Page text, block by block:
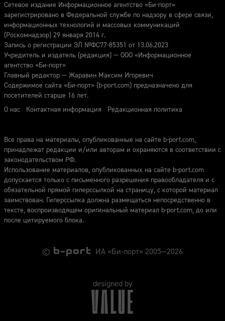
Сетевое издание Информационное агентство «Би-порт»
зарегистрировано в Федеральной службе по надзору в сфере связи,
информационных технологий и массовых коммуникаций
(Роскомнадзор) 29 января 2014 г.
Запись о регистрации ЭЛ №ФС77-85351 от 13.06.2023
Учредитель и издатель (редакция) — ООО «Информационное
агентство «Би-порт»
Главный редактор — Жаравин Максим Игоревич
Содержимое сайта «Би-порт» (b-port.com) предназначено для
посетителей старше 16 лет.
О нас
Контактная информация Редакционная политика
Все права на материалы, опубликованные на сайте b-port.com,
принадлежат редакции и/или авторам и охраняются в соответствии с
законодательством РФ.
Использование материалов, опубликованных на сайте b-port.com
допускается только с письменного разрешения правообладателя и с
обязательной прямой гиперссылкой на страницу, с которой материал
заимствован. Гиперссылка должна размещаться непосредственно в
тексте, воспроизводящем оригинальный материал b-port.com, до или
после цитируемого блока.
© ИА «Би-порт» 2005—2026
designed by